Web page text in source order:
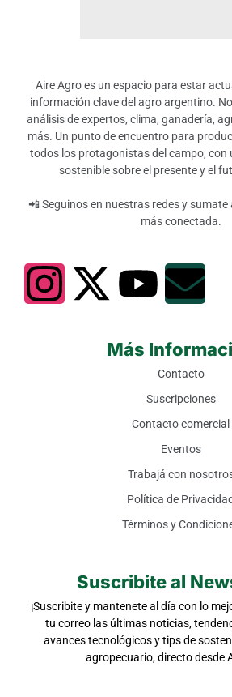
Aire Agro es un espacio para estar
información clave del agro argentino.
análisis de expertos, clima, ganadería,
más. Un punto de encuentro para
todos los protagonistas del campo, con
sostenible sobre el presente y el
📲 Seguinos en nuestras redes y
más conectada.
Más
Contacto
Suscripciones
Contacto comercial
Eventos
Trabajá con
Política de Privacidad
Términos y
Suscribite al
¡Suscribite y mantenete al día con lo
tu correo las últimas noticias,
avances tecnológicos y tips de
agropecuario, directo desde